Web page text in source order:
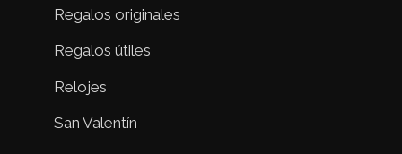
Regalos originales
Regalos útiles
Relojes
San Valentín